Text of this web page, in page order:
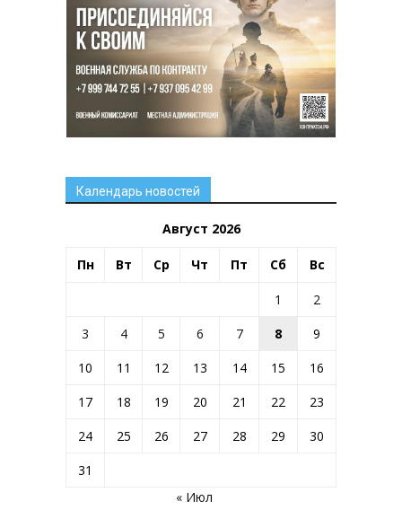
Календарь новостей
Август 2026
Пн Вт Ср Чт Пт Сб Вс
1
2
3
4 5 6 7 8
9
10
11 12 13 14 15
16
17
18 19 20 21 22
23
24
25 26 27 28 29
30
31
« Июл